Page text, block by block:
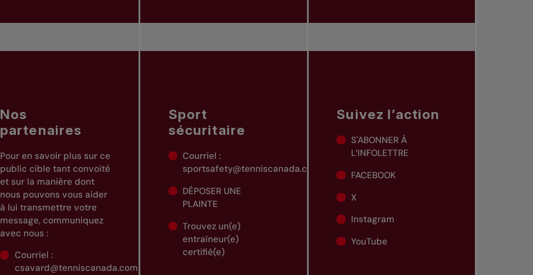
Nos
partenaires
Pour en savoir plus sur ce
public cible tant convoité
et sur la manière dont
nous pouvons vous aider
à lui transmettre votre
message, communiquez
avec nous :
Courriel :
csavard@tenniscanada.com
Sport
sécuritaire
Courriel :
sportsafety@tenniscanada.com
DÉPOSER UNE
PLAINTE
Trouvez un(e)
entraîneur(e)
certifié(e)
Suivez l’action
S'ABONNER À
L’INFOLETTRE
FACEBOOK
X
Instagram
YouTube